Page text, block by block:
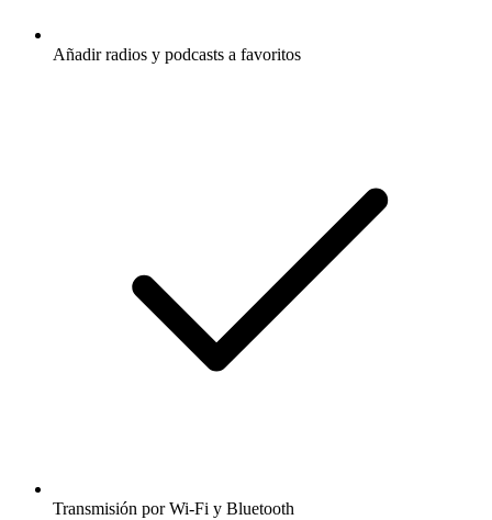
Añadir radios y podcasts a favoritos
Transmisión por Wi-Fi y Bluetooth